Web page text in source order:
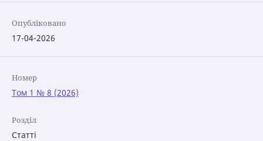
Опубліковано
17-04-2026
Номер
Том 1 № 8 (2026)
Розділ
Статті